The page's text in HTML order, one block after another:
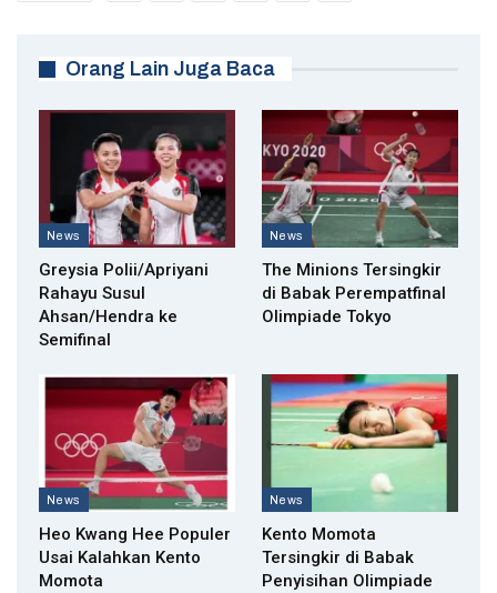
Orang Lain Juga Baca
News
Greysia Polii/Apriyani
Rahayu Susul
Ahsan/Hendra ke
Semifinal
News
The Minions Tersingkir
di Babak Perempatfinal
Olimpiade Tokyo
News
Heo Kwang Hee Populer
Usai Kalahkan Kento
Momota
News
Kento Momota
Tersingkir di Babak
Penyisihan Olimpiade